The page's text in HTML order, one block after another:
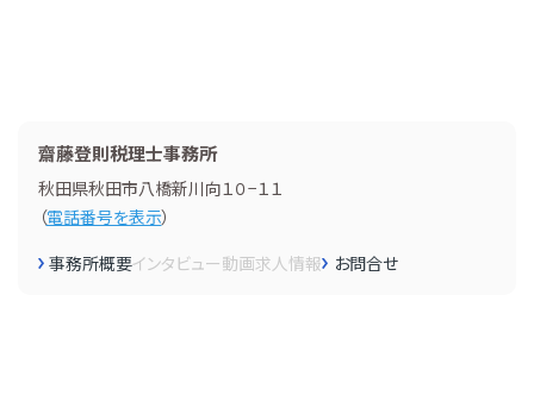
齋藤登則税理士事務所
秋田県秋田市八橋新川向１０−１１
（電話番号を表示）
事務所概要インタビュー動画求人情報 お問合せ